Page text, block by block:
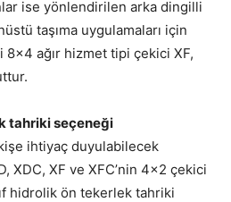
ise yönlendirilen arka dingilli
taşıma uygulamaları için
ağır hizmet tipi çekici XF,
tahriki seçeneği
ihtiyaç duyulabilecek
XDC, XF ve XFC’nin 4×2 çekici
hidrolik ön tekerlek tahriki